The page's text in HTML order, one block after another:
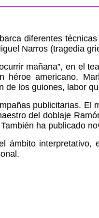
diferentes
Narros (tragedia
mañana”, en el
americano,
los guiones, labor
publicitarias.
del doblaje
ha publicado
ámbito